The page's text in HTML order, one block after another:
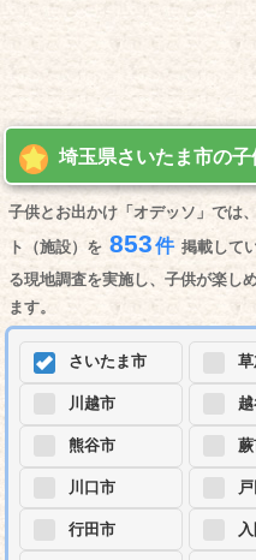
埼玉県さいたま市の
子供とお出かけ「オデッソ」では
ト（施設）を 853件 掲載して
る現地調査を実施し、子供が楽し
ます。
さいたま市
川越市
熊谷市
川口市
行田市